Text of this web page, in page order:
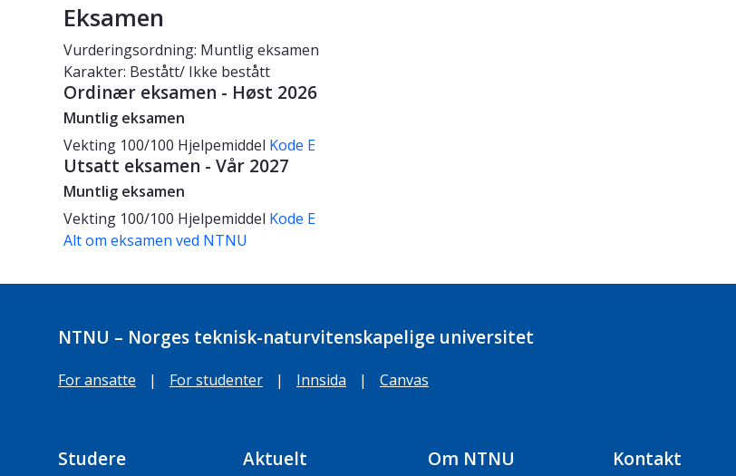
Eksamen
Vurderingsordning: Muntlig eksamen
Karakter: Bestått/ Ikke bestått
Ordinær eksamen - Høst 2026
Muntlig eksamen
Vekting 100/100 Hjelpemiddel Kode E
Utsatt eksamen - Vår 2027
Muntlig eksamen
Vekting 100/100 Hjelpemiddel Kode E
Alt om eksamen ved NTNU
NTNU – Norges teknisk-naturvitenskapelige universitet
For ansatte | For studenter | Innsida | Canvas
Studere Aktuelt Om NTNU Kontakt